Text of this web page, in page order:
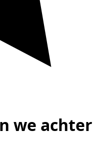
we achter